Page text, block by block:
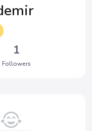
1
Followers